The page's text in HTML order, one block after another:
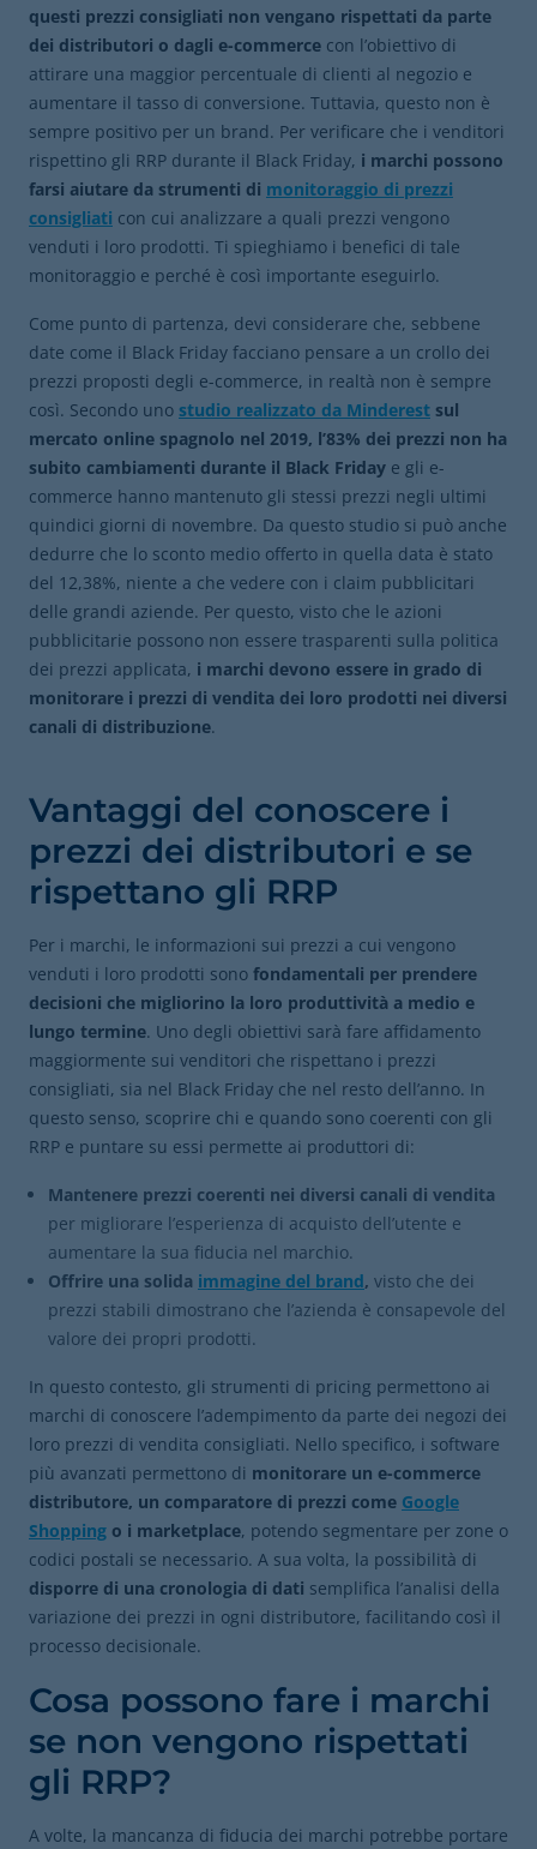
questi prezzi consigliati non vengano rispettati da parte
dei distributori o dagli e-commerce con l’obiettivo di
attirare una maggior percentuale di clienti al negozio e
aumentare il tasso di conversione. Tuttavia, questo non è
sempre positivo per un brand. Per verificare che i venditori
rispettino gli RRP durante il Black Friday, i marchi possono
farsi aiutare da strumenti di monitoraggio di prezzi
consigliati con cui analizzare a quali prezzi vengono
venduti i loro prodotti. Ti spieghiamo i benefici di tale
monitoraggio e perché è così importante eseguirlo.
Come punto di partenza, devi considerare che, sebbene
date come il Black Friday facciano pensare a un crollo dei
prezzi proposti degli e-commerce, in realtà non è sempre
così. Secondo uno studio realizzato da Minderest sul
mercato online spagnolo nel 2019, l’83% dei prezzi non ha
subito cambiamenti durante il Black Friday e gli e-
commerce hanno mantenuto gli stessi prezzi negli ultimi
quindici giorni di novembre. Da questo studio si può anche
dedurre che lo sconto medio offerto in quella data è stato
del 12,38%, niente a che vedere con i claim pubblicitari
delle grandi aziende. Per questo, visto che le azioni
pubblicitarie possono non essere trasparenti sulla politica
dei prezzi applicata, i marchi devono essere in grado di
monitorare i prezzi di vendita dei loro prodotti nei diversi
canali di distribuzione.
Vantaggi del conoscere i
prezzi dei distributori e se
rispettano gli RRP
Per i marchi, le informazioni sui prezzi a cui vengono
venduti i loro prodotti sono fondamentali per prendere
decisioni che migliorino la loro produttività a medio e
lungo termine. Uno degli obiettivi sarà fare affidamento
maggiormente sui venditori che rispettano i prezzi
consigliati, sia nel Black Friday che nel resto dell’anno. In
questo senso, scoprire chi e quando sono coerenti con gli
RRP e puntare su essi permette ai produttori di:
Mantenere prezzi coerenti nei diversi canali di vendita
per migliorare l’esperienza di acquisto dell’utente e
aumentare la sua fiducia nel marchio.
Offrire una solida immagine del brand, visto che dei
prezzi stabili dimostrano che l’azienda è consapevole del
valore dei propri prodotti.
In questo contesto, gli strumenti di pricing permettono ai
marchi di conoscere l’adempimento da parte dei negozi dei
loro prezzi di vendita consigliati. Nello specifico, i software
più avanzati permettono di monitorare un e-commerce
distributore, un comparatore di prezzi come Google
Shopping o i marketplace, potendo segmentare per zone o
codici postali se necessario. A sua volta, la possibilità di
disporre di una cronologia di dati semplifica l’analisi della
variazione dei prezzi in ogni distributore, facilitando così il
processo decisionale.
Cosa possono fare i marchi
se non vengono rispettati
gli RRP?
A volte, la mancanza di fiducia dei marchi potrebbe portare